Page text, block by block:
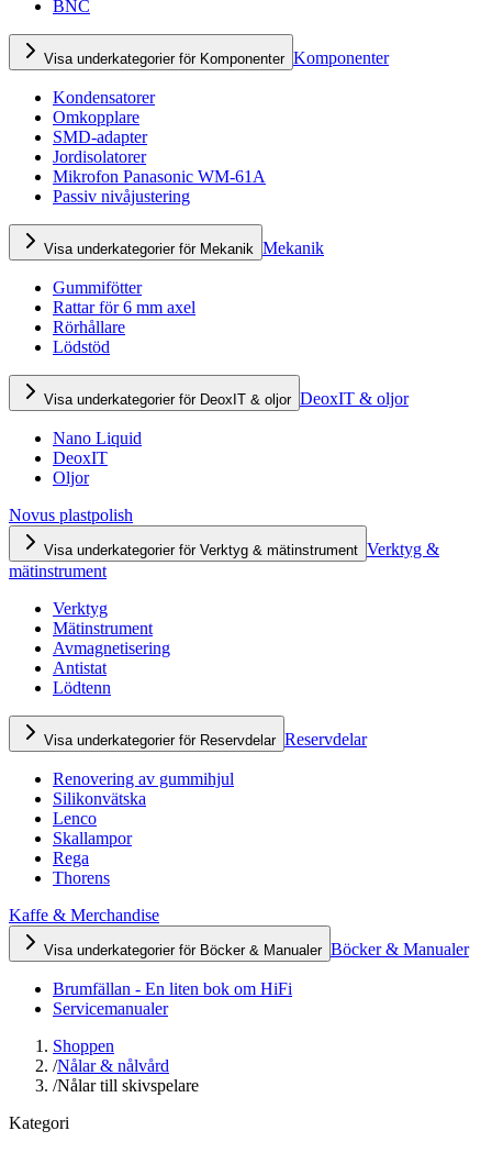
BNC
Visa underkategorier för Komponenter Komponenter
Kondensatorer
Omkopplare
SMD-adapter
Jordisolatorer
Mikrofon Panasonic WM-61A
Passiv nivåjustering
Visa underkategorier för Mekanik Mekanik
Gummifötter
Rattar för 6 mm axel
Rörhållare
Lödstöd
Visa underkategorier för DeoxIT & oljor DeoxIT & oljor
Nano Liquid
DeoxIT
Oljor
Novus plastpolish
Visa underkategorier för Verktyg & mätinstrument Verktyg &
mätinstrument
Verktyg
Mätinstrument
Avmagnetisering
Antistat
Lödtenn
Visa underkategorier för Reservdelar Reservdelar
Renovering av gummihjul
Silikonvätska
Lenco
Skallampor
Rega
Thorens
Kaffe & Merchandise
Visa underkategorier för Böcker & Manualer Böcker & Manualer
Brumfällan - En liten bok om HiFi
Servicemanualer
Shoppen
/Nålar & nålvård
/Nålar till skivspelare
Kategori